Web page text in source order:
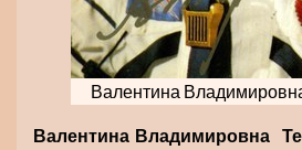
Валентина
Валентина Владимировна